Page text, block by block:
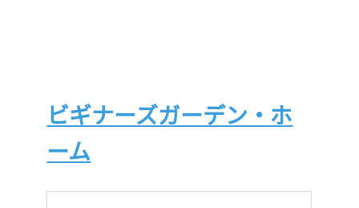
ビギナーズガーデン・ホ
ーム